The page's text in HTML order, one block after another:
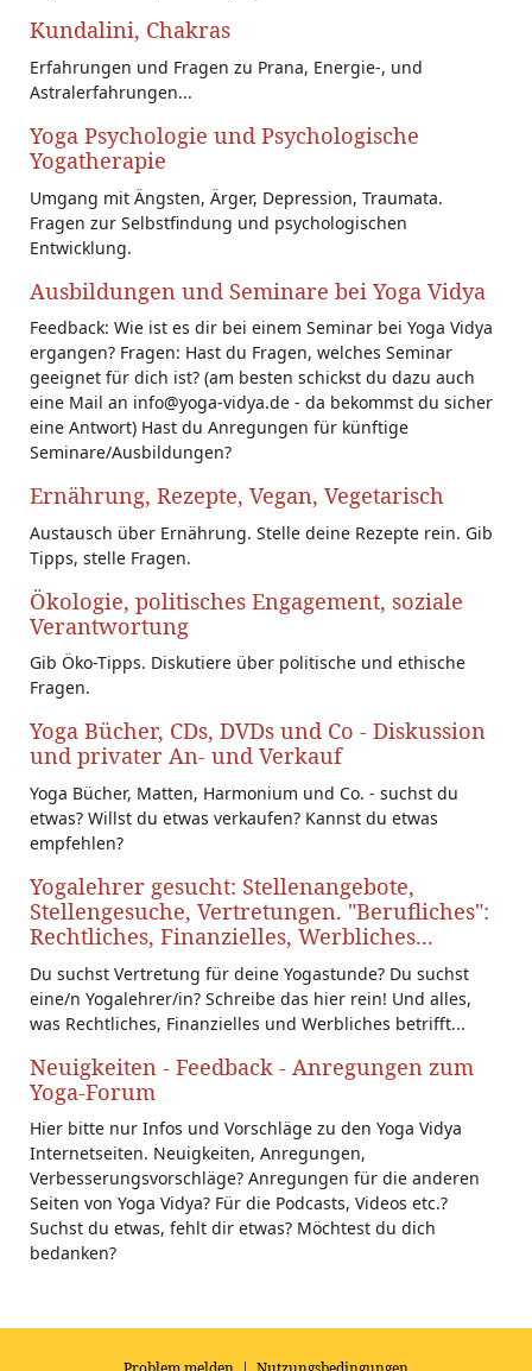
Kundalini, Chakras
Erfahrungen und Fragen zu Prana, Energie-, und
Astralerfahrungen...
Yoga Psychologie und Psychologische
Yogatherapie
Umgang mit Ängsten, Ärger, Depression, Traumata.
Fragen zur Selbstfindung und psychologischen
Entwicklung.
Ausbildungen und Seminare bei Yoga Vidya
Feedback: Wie ist es dir bei einem Seminar bei Yoga Vidya
ergangen? Fragen: Hast du Fragen, welches Seminar
geeignet für dich ist? (am besten schickst du dazu auch
eine Mail an info@yoga-vidya.de - da bekommst du sicher
eine Antwort) Hast du Anregungen für künftige
Seminare/Ausbildungen?
Ernährung, Rezepte, Vegan, Vegetarisch
Austausch über Ernährung. Stelle deine Rezepte rein. Gib
Tipps, stelle Fragen.
Ökologie, politisches Engagement, soziale
Verantwortung
Gib Öko-Tipps. Diskutiere über politische und ethische
Fragen.
Yoga Bücher, CDs, DVDs und Co - Diskussion
und privater An- und Verkauf
Yoga Bücher, Matten, Harmonium und Co. - suchst du
etwas? Willst du etwas verkaufen? Kannst du etwas
empfehlen?
Yogalehrer gesucht: Stellenangebote,
Stellengesuche, Vertretungen. "Berufliches":
Rechtliches, Finanzielles, Werbliches...
Du suchst Vertretung für deine Yogastunde? Du suchst
eine/n Yogalehrer/in? Schreibe das hier rein! Und alles,
was Rechtliches, Finanzielles und Werbliches betrifft...
Neuigkeiten - Feedback - Anregungen zum
Yoga-Forum
Hier bitte nur Infos und Vorschläge zu den Yoga Vidya
Internetseiten. Neuigkeiten, Anregungen,
Verbesserungsvorschläge? Anregungen für die anderen
Seiten von Yoga Vidya? Für die Podcasts, Videos etc.?
Suchst du etwas, fehlt dir etwas? Möchtest du dich
bedanken?